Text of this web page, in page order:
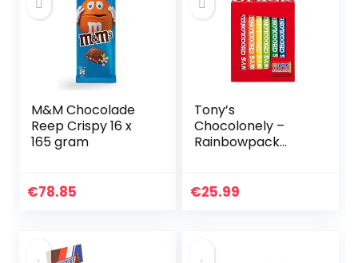
M&M Chocolade
Reep Crispy 16 x
165 gram
€78.85
Tony’s
Chocolonely –
Rainbowpack
Verschillende
€25.99